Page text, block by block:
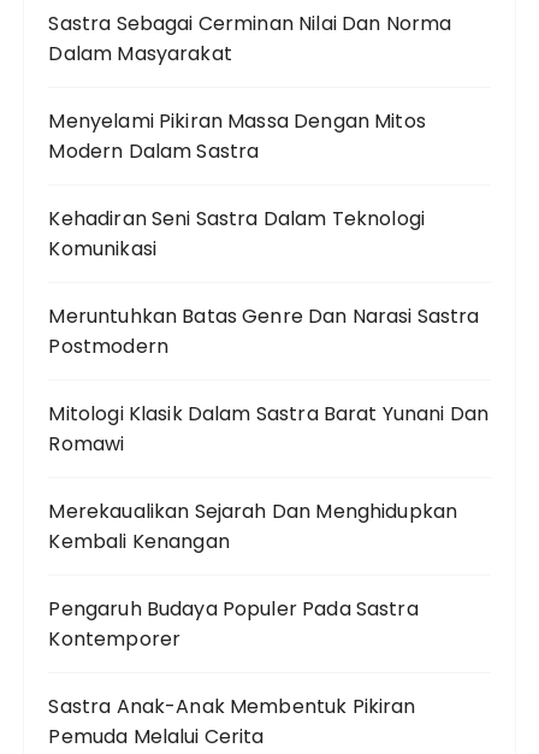
Sastra Sebagai Cerminan Nilai Dan Norma
Dalam Masyarakat
Menyelami Pikiran Massa Dengan Mitos
Modern Dalam Sastra
Kehadiran Seni Sastra Dalam Teknologi
Komunikasi
Meruntuhkan Batas Genre Dan Narasi Sastra
Postmodern
Mitologi Klasik Dalam Sastra Barat Yunani Dan
Romawi
Merekaualikan Sejarah Dan Menghidupkan
Kembali Kenangan
Pengaruh Budaya Populer Pada Sastra
Kontemporer
Sastra Anak-Anak Membentuk Pikiran
Pemuda Melalui Cerita